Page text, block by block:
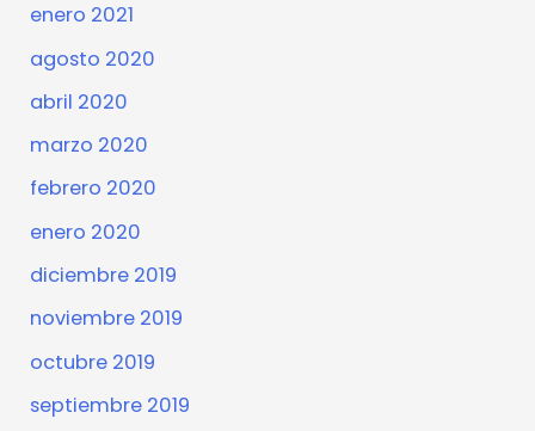
enero 2021
agosto 2020
abril 2020
marzo 2020
febrero 2020
enero 2020
diciembre 2019
noviembre 2019
octubre 2019
septiembre 2019